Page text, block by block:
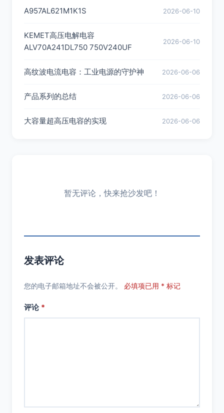
A957AL621M1K1S 2026-06-10
KEMET高压电解电容
ALV70A241DL750 750V240UF
2026-06-10
高纹波电流电容：工业电源的守护神 2026-06-06
产品系列的总结 2026-06-06
大容量超高压电容的实现 2026-06-06
暂无评论，快来抢沙发吧！
发表评论
您的电子邮箱地址不会被公开。 必填项已用 * 标记
评论 *